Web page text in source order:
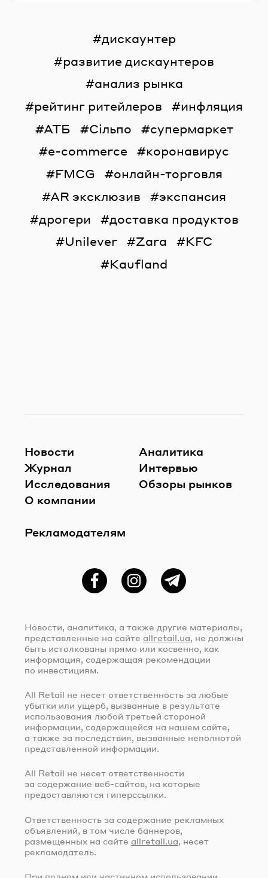
дискаунтер
развитие дискаунтеров
анализ рынка
рейтинг ритейлеров
инфляция
АТБ
Сільпо
супермаркет
e-commerce
коронавирус
FMCG
онлайн-торговля
AR эксклюзив
экспансия
дрогери
доставка продуктов
Unilever
Zara
KFC
Kaufland
Новости
Журнал
Исследования
О компании
Рекламодателям
Аналитика
Интервью
Обзоры рынков
ФейсбукInstagramTelegram
Новости, аналитика, а также другие материалы,
представленные на сайте allretail.ua, не должны
быть истолкованы прямо или косвенно, как
информация, содержащая рекомендации
по инвестициям.
All Retail не несет ответственность за любые
убытки или ущерб, вызванные в результате
использования любой третьей стороной
информации, содержащейся на нашем сайте,
а также за последствия, вызванные неполнотой
представленной информации.
All Retail не несет ответственности
за содержание веб-сайтов, на которые
предоставляются гиперссылки.
Ответственность за содержание рекламных
объявлений, в том числе баннеров,
размещенных на сайте allretail.ua, несет
рекламодатель.